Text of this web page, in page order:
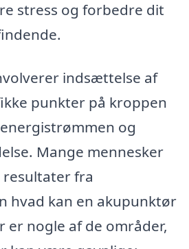
stress og forbedre dit
indsættelse af
punkter på kroppen
og
Mange mennesker
fra
hvad kan en akupunktør
er nogle af de områder,